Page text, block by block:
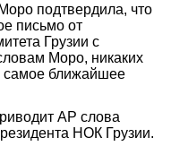
подтвердила, что
письмо от
Грузии с
Моро, никаких
самое ближайшее
АР слова
НОК Грузии.